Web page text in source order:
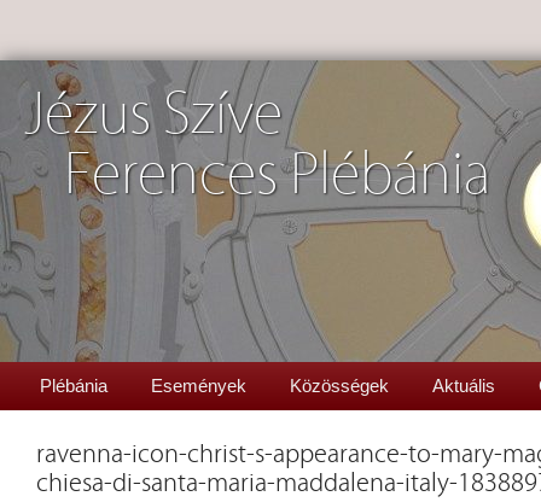
Jézus Szíve
Ferences Plébánia
Plébánia Események Közösségek Aktuális
ravenna-icon-christ-s-appearance-to-mary-
chiesa-di-santa-maria-maddalena-italy-